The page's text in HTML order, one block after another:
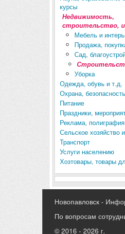
курсы
Недвижимость,
строительство,
Мебель и
Продажа,
Сад,
Уборка
Одежда, обувь и т.д.
Охрана, безопасность
Питание
Праздники,
Реклама,
Сельское хозяйство
Транспорт
Услуги населению
Хозтовары, товары
Новопавловск -
По вопросам
© 2016 - 2026 г.